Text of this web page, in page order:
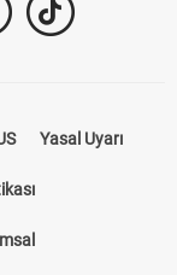
Yasal Uyarı